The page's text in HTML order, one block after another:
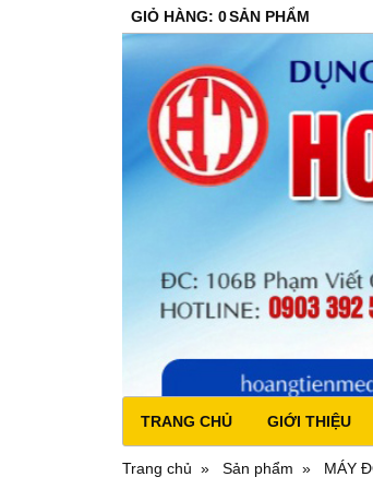
GIỎ HÀNG: 0SẢN PHẨM
TRANG CHỦ GIỚI THIỆU
Trang chủ Sản phẩm MÁY